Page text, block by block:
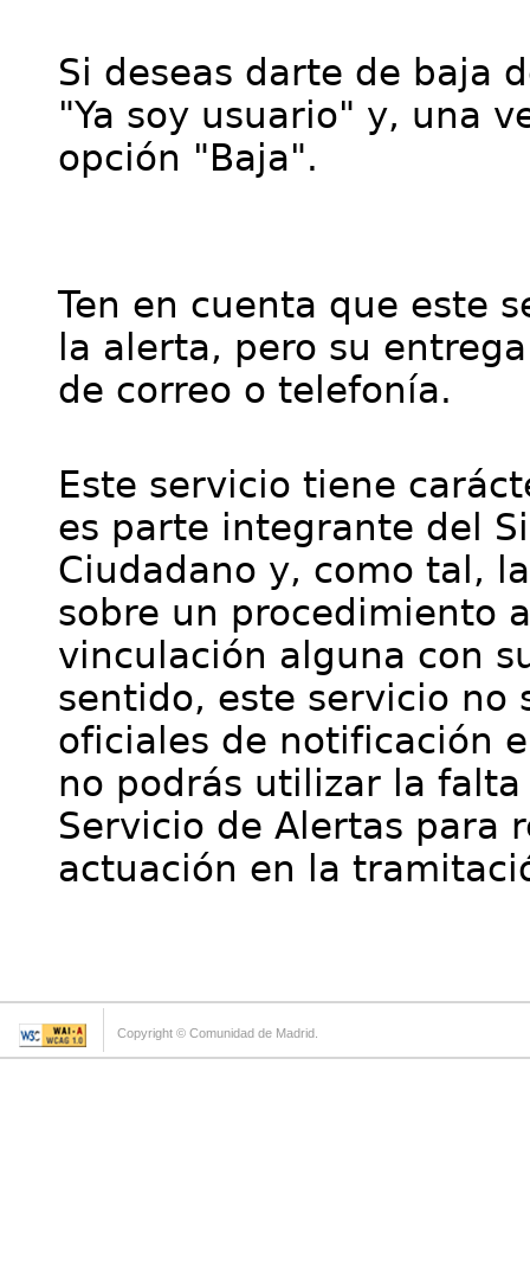
Si deseas darte de baja
"Ya soy usuario" y, una
opción "Baja".
Ten en cuenta que este
la alerta, pero su
de correo o telefonía.
Este servicio tiene
es parte integrante del
Ciudadano y, como tal,
sobre un procedimiento
vinculación alguna con
sentido, este servicio no
oficiales de notificación
no podrás utilizar la
Servicio de Alertas para
actuación en la
Copyright © Comunidad de Madrid.